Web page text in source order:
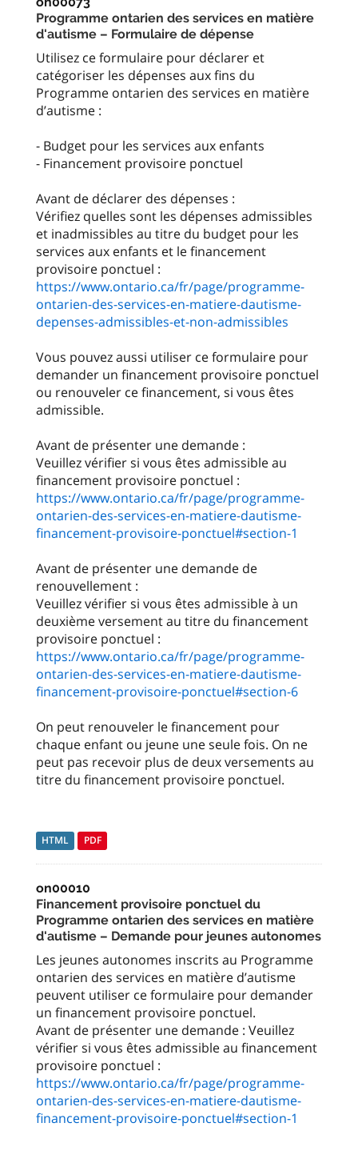
Programme ontarien des services en matière
d'autisme – Formulaire de dépense
Utilisez ce formulaire pour déclarer et
catégoriser les dépenses aux fins du
Programme ontarien des services en matière
d’autisme :
- Budget pour les services aux enfants
- Financement provisoire ponctuel
Avant de déclarer des dépenses :
Vérifiez quelles sont les dépenses admissibles
et inadmissibles au titre du budget pour les
services aux enfants et le financement
https://www.ontario.ca/fr/page/programme-
ontarien-des-services-en-matiere-dautisme-
depenses-admissibles-et-non-admissibles
Vous pouvez aussi utiliser ce formulaire pour
demander un financement provisoire ponctuel
ou renouveler ce financement, si vous êtes
admissible.
Avant de présenter une demande :
Veuillez vérifier si vous êtes admissible au
https://www.ontario.ca/fr/page/programme-
ontarien-des-services-en-matiere-dautisme-
financement-provisoire-ponctuel#section-1
Avant de présenter une demande de
renouvellement :
Veuillez vérifier si vous êtes admissible à un
deuxième versement au titre du financement
https://www.ontario.ca/fr/page/programme-
ontarien-des-services-en-matiere-dautisme-
financement-provisoire-ponctuel#section-6
On peut renouveler le financement pour
chaque enfant ou jeune une seule fois. On ne
peut pas recevoir plus de deux versements au
titre du financement provisoire ponctuel.
HTML PDF
on00010
Financement provisoire ponctuel du
Programme ontarien des services en matière
d'autisme – Demande pour jeunes autonomes
Les jeunes autonomes inscrits au Programme
ontarien des services en matière d’autisme
peuvent utiliser ce formulaire pour demander
un financement provisoire ponctuel.
Avant de présenter une demande : Veuillez
vérifier si vous êtes admissible au financement
provisoire ponctuel :
https://www.ontario.ca/fr/page/programme-
ontarien-des-services-en-matiere-dautisme-
financement-provisoire-ponctuel#section-1